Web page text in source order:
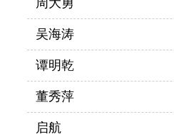
吴海涛
谭明乾
董秀萍
启航